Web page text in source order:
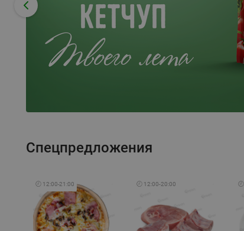
Спецпредложения
🕘 12:00-21:00 🕘 12:00-20:00 🕘